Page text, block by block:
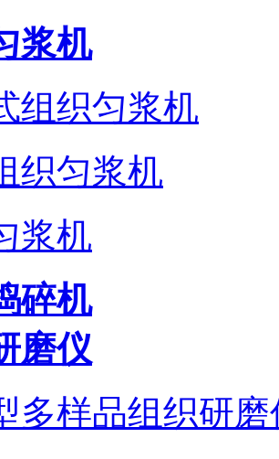
浆机
组织匀浆机
织匀浆机
浆机
碎机
磨仪
多样品组织研磨